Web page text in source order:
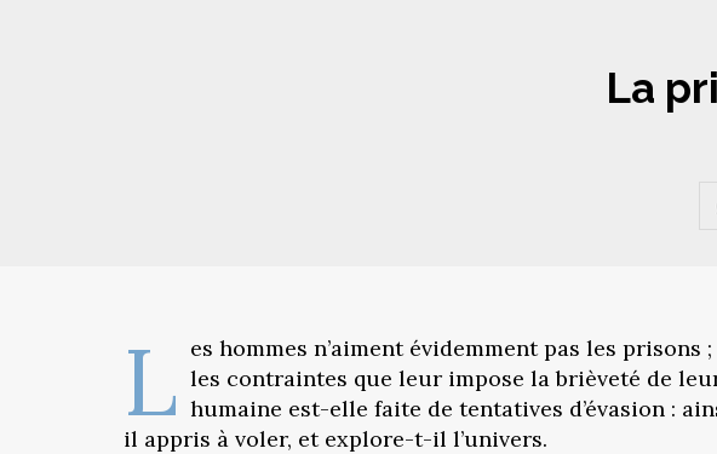
La
L es hommes n’aiment évidemment pas les
les contraintes que leur impose la brièveté de
humaine est-elle faite de tentatives d’évasion :
il appris à voler, et explore-t-il l’univers.